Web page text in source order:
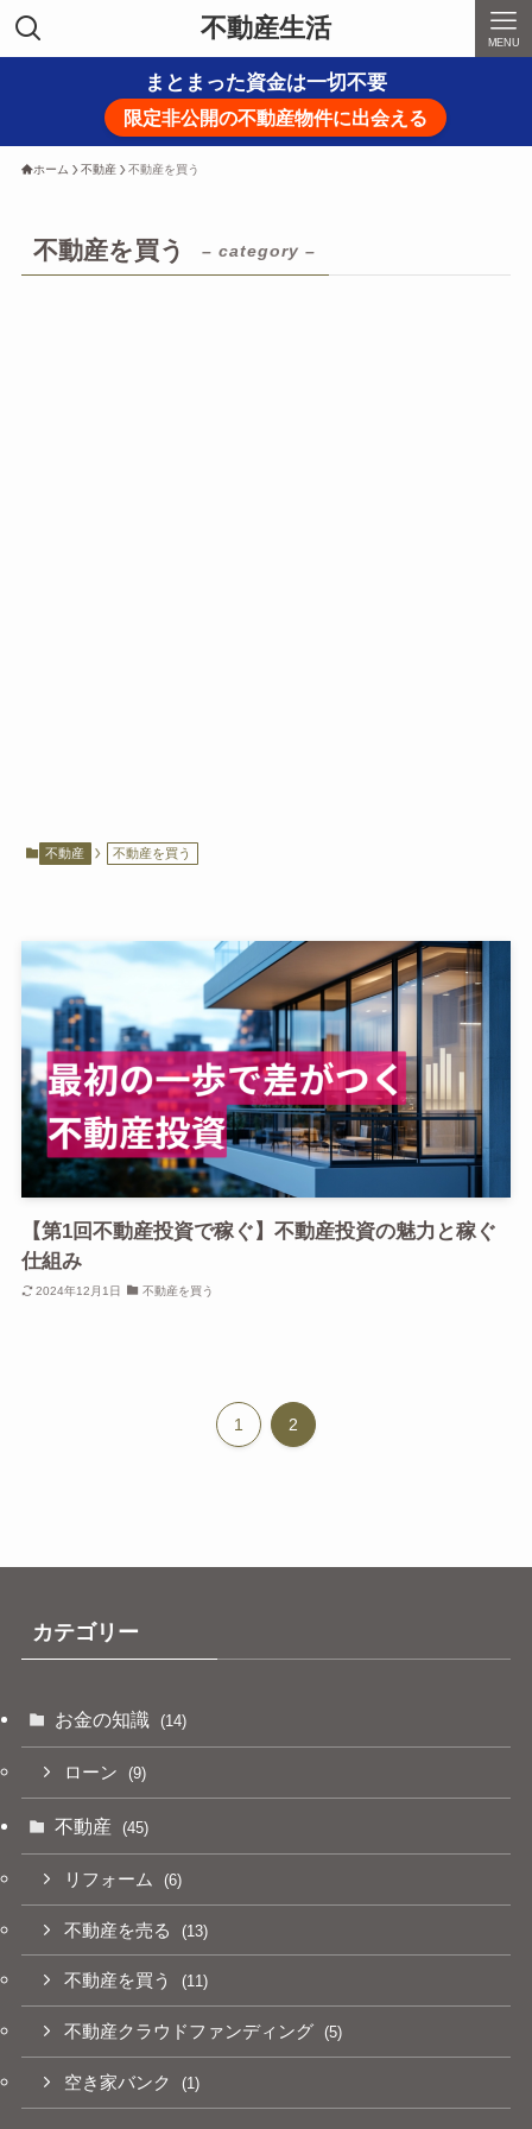
不動産生活 MENU
まとまった資金は一切不要
限定非公開の不動産物件に出会える
ホーム 不動産 不動産を買う
不動産を買う – category –
不動産 不動産を買う
【第1回不動産投資で稼ぐ】不動産投資の魅力と稼ぐ
仕組み
2024年12月1日 不動産を買う
1 2
カテゴリー
お金の知識 (14)
ローン (9)
不動産 (45)
リフォーム (6)
不動産を売る (13)
不動産を買う (11)
不動産クラウドファンディング (5)
空き家バンク (1)